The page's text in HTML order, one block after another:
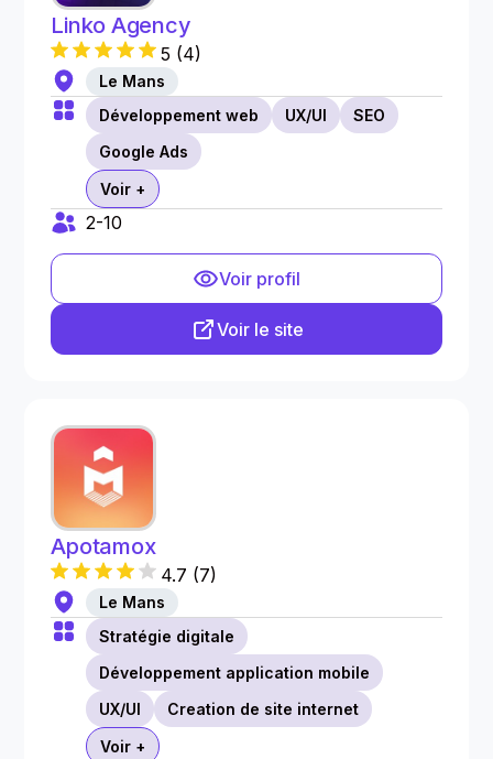
Linko Agency
5 (4)
Le Mans
Développement web
UX/UI
SEO
Google Ads
Voir +
2-10
Voir profil
Voir le site
Apotamox
4.7 (7)
Le Mans
Stratégie digitale
Développement application mobile
UX/UI
Creation de site internet
Voir +